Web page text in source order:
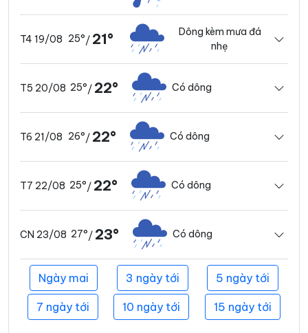
T4 19/08 25°/ 21°
Dông kèm mưa đá
nhẹ
T5 20/08 25°/ 22° Có dông
T6 21/08 26°/ 22° Có dông
T7 22/08 25°/ 22° Có dông
CN 23/08 27°/ 23° Có dông
Ngày mai 3 ngày tới 5 ngày tới
7 ngày tới 10 ngày tới 15 ngày tới